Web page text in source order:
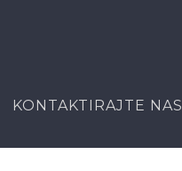
KONTAKTIRAJTE NAS